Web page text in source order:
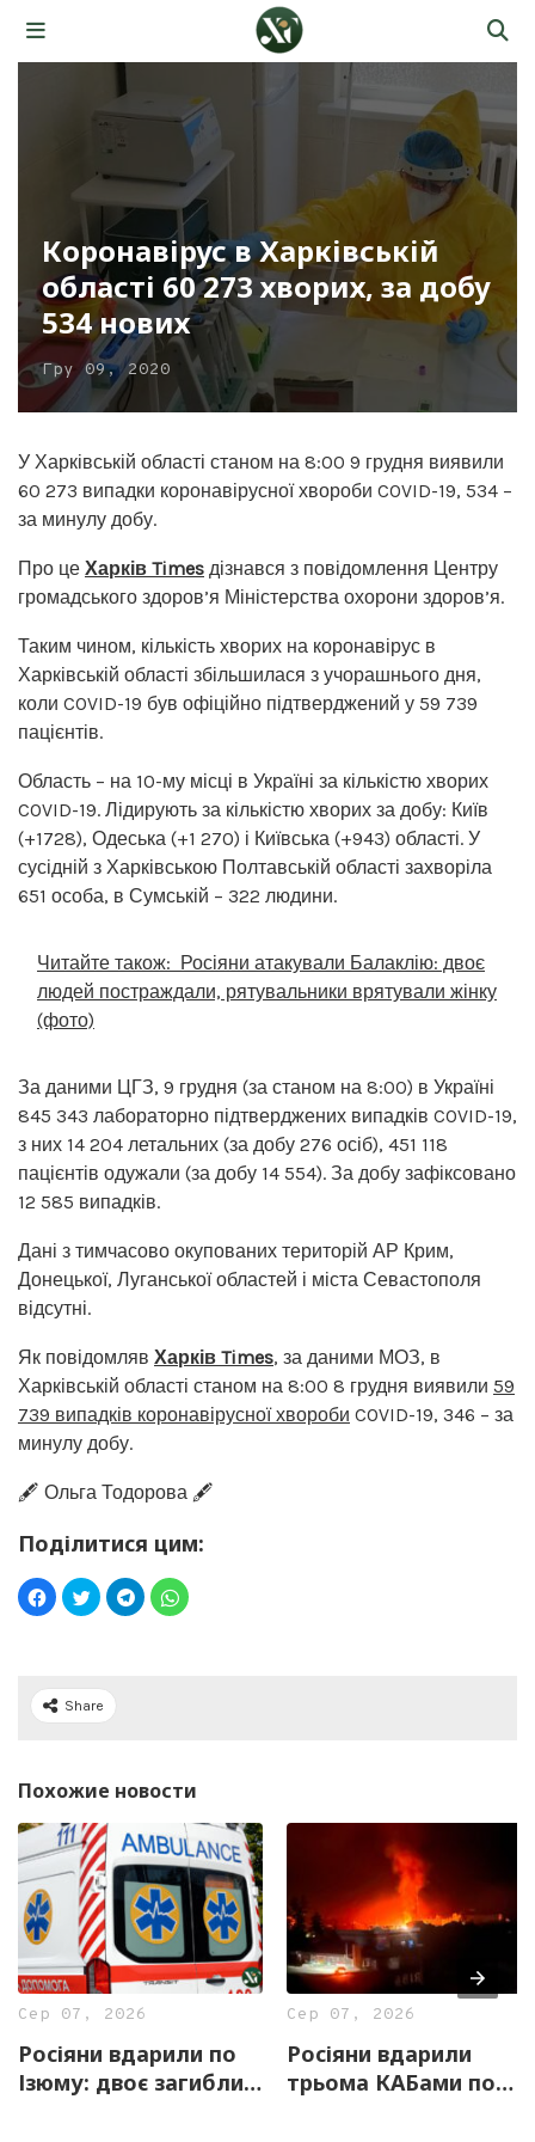
Коронавірус в Харківській
області 60 273 хворих, за добу
534 нових
Гру 09, 2020
У Харківській області станом на 8:00 9 грудня виявили
60 273 випадки коронавірусної хвороби COVID-19, 534 –
за минулу добу.
Про це Харків Times дізнався з повідомлення Центру
громадського здоров’я Міністерства охорони здоров’я.
Таким чином, кількість хворих на коронавірус в
Харківській області збільшилася з учорашнього дня,
коли COVID-19 був офіційно підтверджений у 59 739
пацієнтів.
Область – на 10-му місці в Україні за кількістю хворих
COVID-19. Лідирують за кількістю хворих за добу: Київ
(+1728), Одеська (+1 270) і Київська (+943) області. У
сусідній з Харківською Полтавській області захворіла
651 особа, в Сумській – 322 людини.
Читайте також: Росіяни атакували Балаклію: двоє
людей постраждали, рятувальники врятували жінку
(фото)
За даними ЦГЗ, 9 грудня (за станом на 8:00) в Україні
845 343 лабораторно підтверджених випадків COVID-19,
з них 14 204 летальних (за добу 276 осіб), 451 118
пацієнтів одужали (за добу 14 554). За добу зафіксовано
12 585 випадків.
Дані з тимчасово окупованих територій АР Крим,
Донецької, Луганської областей і міста Севастополя
відсутні.
Як повідомляв Харків Times, за даними МОЗ, в
Харківській області станом на 8:00 8 грудня виявили 59
739 випадків коронавірусної хвороби COVID-19, 346 – за
минулу добу.
🖋️ Ольга Тодорова 🖋️
Поділитися цим:
Share
Похожие новости
Сер 07, 2026
Росіяни вдарили по
Ізюму: двоє загиблих
Сер 07, 2026
Росіяни вдарили
трьома КАБами по